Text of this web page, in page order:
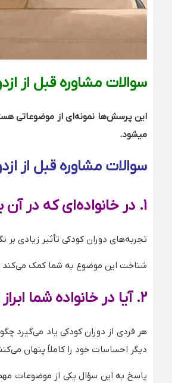
سوالات مشاوره قبل از
این پرسش‌ها نمونه‌ای از موضوعاتی
میشود.
سوالات مشاوره قبل از
۱. در خانواده‌ای که در
تجربه‌های دوران کودکی تأثیر زیادی
شناخت این موضوع به شما کمک می‌کند
۲.آیا در خانواده شما
هر فردی از دوران کودکی یاد می‌گیرد
دیگر احساسات خود را کاملاً پنهان
پاسخ به این سؤال یکی از موضوعات